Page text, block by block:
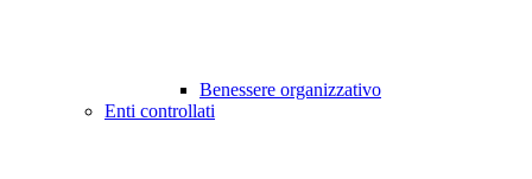
Benessere organizzativo
Enti controllati